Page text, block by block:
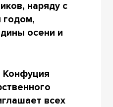
наряду с
годом,
осени и
Конфуция
всех